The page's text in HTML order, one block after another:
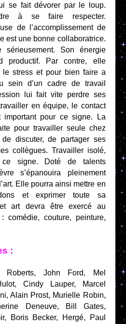
se fait dévorer par le loup.
à se faire respecter.
de l’accomplissement de
est une bonne collaboratrice.
sérieusement. Son énergie
productif. Par contre, elle
le stress et pour bien faire a
sein d’un cadre de travail
lui fait vite perdre ses
en équipe, le contact
pour ce signe. La
pour travailler seule chez
discuter, de partager ses
collègues. Travailler isolé,
signe. Doté de talents
s’épanouira pleinement
Elle pourra ainsi mettre en
et exprimer toute sa
art devra être exercé au
comédie, couture, peinture,
:
Roberts, John Ford, Mel
Cindy Lauper, Marcel
Alain Prost, Murielle Robin,
Deneuve, Bill Gates,
Boris Becker, Hergé, Paul